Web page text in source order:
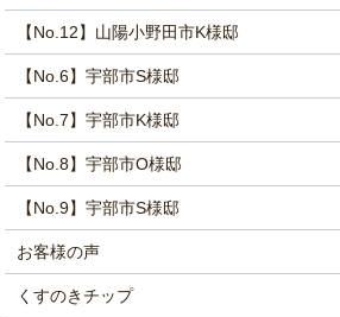
【No.12】山陽小野田市K様邸
【No.6】宇部市S様邸
【No.7】宇部市K様邸
【No.8】宇部市O様邸
【No.9】宇部市S様邸
お客様の声
くすのきチップ